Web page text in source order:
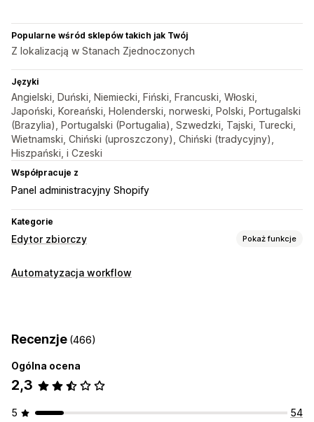
Popularne wśród sklepów takich jak Twój
Z lokalizacją w Stanach Zjednoczonych
Języki
Angielski, Duński, Niemiecki, Fiński, Francuski, Włoski,
Japoński, Koreański, Holenderski, norweski, Polski, Portugalski
(Brazylia), Portugalski (Portugalia), Szwedzki, Tajski, Turecki,
Wietnamski, Chiński (uproszczony), Chiński (tradycyjny),
Hiszpański, i Czeski
Współpracuje z
Panel administracyjny Shopify
Kategorie
Edytor zbiorczy Pokaż funkcje
Edytowalne zasoby
Edycja zbiorcza
Automatyzacja workflow
Recenzje (466)
Ogólna ocena
2,3
5
54